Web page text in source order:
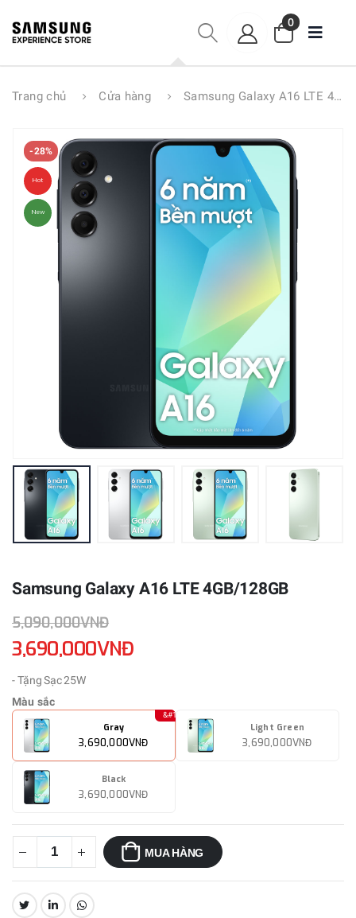
0
Trang chủ Cửa hàng Samsung Galaxy A16 LTE 4GB/128GB
-28%
Hot
New
Samsung Galaxy A16 LTE 4GB/128GB
5,090,000VNĐ
3,690,000VNĐ
- Tặng Sạc 25W
Màu sắc
Gray
3,690,000VNĐ
Light Green
3,690,000VNĐ
Black
3,690,000VNĐ
MUA HÀNG
CHIA SẺ: